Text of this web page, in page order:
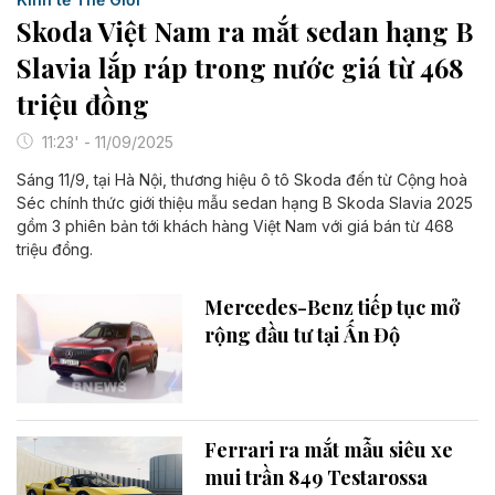
Skoda Việt Nam ra mắt sedan hạng B
Slavia lắp ráp trong nước giá từ 468
triệu đồng
11:23' - 11/09/2025
Sáng 11/9, tại Hà Nội, thương hiệu ô tô Skoda đến từ Cộng hoà
Séc chính thức giới thiệu mẫu sedan hạng B Skoda Slavia 2025
gồm 3 phiên bản tới khách hàng Việt Nam với giá bán từ 468
triệu đồng.
Mercedes-Benz tiếp tục mở
rộng đầu tư tại Ấn Độ
Ferrari ra mắt mẫu siêu xe
mui trần 849 Testarossa